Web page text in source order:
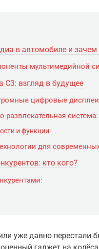
в автомобиле и
мультимедийной
C3: взгляд в будущее
цифровые дисплеи
и функции:
для
кто кого?
уже давно перестали